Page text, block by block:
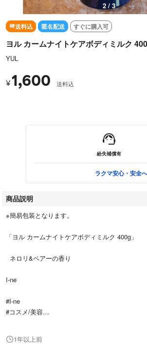
2 / 3
送料込 匿名配送 すぐに購入可
ヨル カームナイトケアボディミルク
YUL
¥1,600 送料込
紛失補償有
ラクマ安心・安全
商品説明
※簡易包装となります。
「ヨル カームナイトケアボディミルク 400g」
ネロリ&ペアーの香り
I-ne
#I-ne
#コスメ/美容
1年以上前